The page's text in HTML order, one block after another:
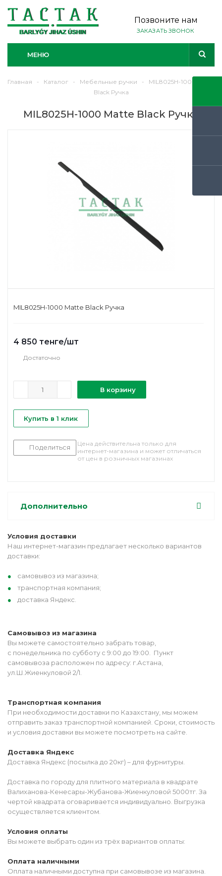
Позвоните нам
ЗАКАЗАТЬ ЗВОНОК
МЕНЮ
Главная - Каталог - Мебельные ручки -
MIL8025H-1000 Matte
Black Ручка
MIL8025H-1000 Matte Black Ручка
MIL8025H-1000 Matte Black Ручка
4 850 тенге/шт
Достаточно
В корзину
Купить в 1 клик
Поделиться
Цена действительна только для
интернет-магазина и может отличаться
от цен в розничных магазинах
Дополнительно
Условия доставки
Наш интернет-магазин предлагает несколько вариантов
доставки:
самовывоз из магазина;
транспортная компания;
доставка Яндекс.
Самовывоз из магазина
Вы можете самостоятельно забрать товар,
с понедельника по субботу с 9:00 до 19:00. Пункт
самовывоза расположен по адресу: г.Астана,
ул.Ш.Жиенкуловой 2/1.
Транспортная компания
При необходимости доставки по Казахстану, мы можем
отправить заказ транспортной компанией. Сроки, стоимость
и условия доставки вы можете посмотреть на сайте.
Доставка Яндекс
Доставка Яндекс (посылка до 20кг) – для фурнитуры.
Доставка по городу для плитного материала в квадрате
Валиханова-Кенесары-Жубанова-Жиенкуловой 5000тг. За
чертой квадрата оговаривается индивидуально. Выгрузка
осуществляется клиентом.
Условия оплаты
Вы можете выбрать один из трёх вариантов оплаты:
Оплата наличными
Оплата наличными доступна при самовывозе из магазина.